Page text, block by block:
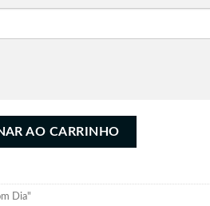
quantidade
AO CARRINHO
Dia"